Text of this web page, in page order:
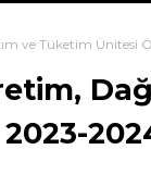
ve Tüketim